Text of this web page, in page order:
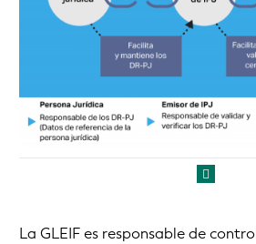
La GLEIF es responsable de